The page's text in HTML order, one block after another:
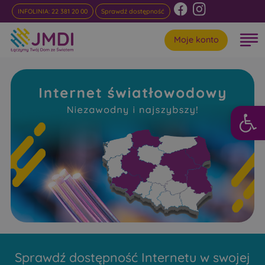
INFOLINIA: 22 381 20 00 Sprawdź dostępność
Moje konto
Internet
Światłowodowy Glinnik
Niezawodny i najszybszy w rankingach
Sprawdź dostępność Internetu w swojej